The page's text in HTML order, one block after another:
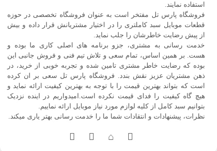
استفاده نمایند.
فروشگاه پارس تل مفتخر است به عنوان فروشگاه تخصصی در حوزه
قطعات موبایل سبد کاملتری را در اختیار مشتریانش قرار داده و بیش
از پیش رضایت خاطرشان را جلب نماید.
خدمت رسانی به مشتری، جزو برنامه های اصلی کاری ما بوده و
هست. بر همین اساس، تمام سعی و تلاش تیم فنی و فروش جانبی این
بوده که رضایت خاطر مشتری تامین شده و تجربه خوبی از خرید، در
ذهن مشتریان عزیز نقش بندد. فروشگاه پارس تل سعی بر ان کرده
است که بتواند بهترین قیمت را با توجه به بهترین کیفیت ارائه نماید و
هیچ گاه کیفیت را فدای قیمت نکرده است.امیدواریم در اینده نزدیک
بتوانیم سبد کامل از کلیه لوازم مورد نیاز موبایل ارائه نماییم.
نظرات، پیشنهادات و انتقادات شما ما را خدمت رسانی بهتر یاری میکند.